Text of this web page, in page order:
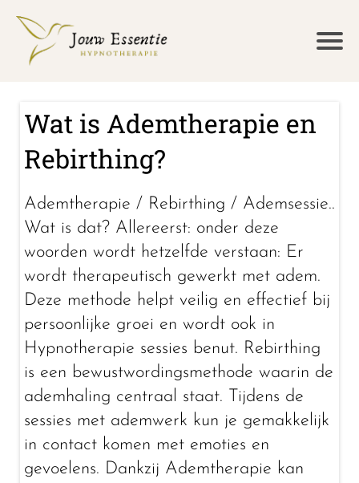
Wat is Ademtherapie en
Rebirthing?
Ademtherapie / Rebirthing / Ademsessie..
Wat is dat? Allereerst: onder deze
woorden wordt hetzelfde verstaan: Er
wordt therapeutisch gewerkt met adem.
Deze methode helpt veilig en effectief bij
persoonlijke groei en wordt ook in
Hypnotherapie sessies benut. Rebirthing
is een bewustwordingsmethode waarin de
ademhaling centraal staat. Tijdens de
sessies met ademwerk kun je gemakkelijk
in contact komen met emoties en
gevoelens. Dankzij Ademtherapie kan